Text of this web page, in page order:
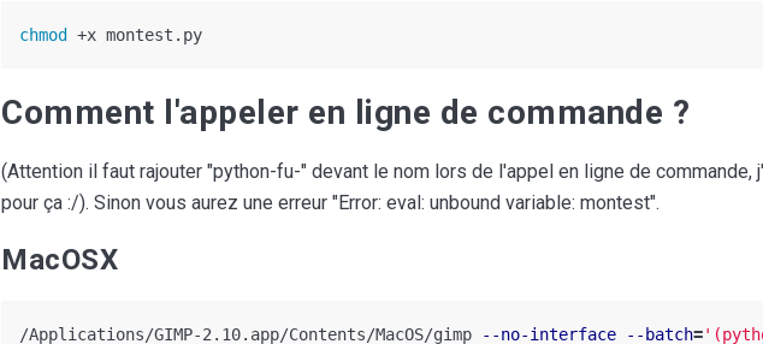
chmod +x montest.py
Comment l'appeler en ligne de commande ?
(Attention il faut rajouter "python-fu-" devant le nom lors de l'appel en ligne de commande,
pour ça :/). Sinon vous aurez une erreur "Error: eval: unbound variable: montest".
MacOSX
/Applications/GIMP-2.10.app/Contents/MacOS/gimp --no-interface --batch=